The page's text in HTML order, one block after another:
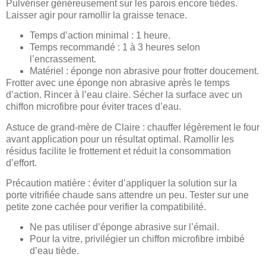
Pulvériser généreusement sur les parois encore tièdes.
Laisser agir pour ramollir la graisse tenace.
Temps d’action minimal : 1 heure.
Temps recommandé : 1 à 3 heures selon
l’encrassement.
Matériel : éponge non abrasive pour frotter doucement.
Frotter avec une éponge non abrasive après le temps
d’action. Rincer à l’eau claire. Sécher la surface avec un
chiffon microfibre pour éviter traces d’eau.
Astuce de grand-mère de Claire : chauffer légèrement le four
avant application pour un résultat optimal. Ramollir les
résidus facilite le frottement et réduit la consommation
d’effort.
Précaution matière : éviter d’appliquer la solution sur la
porte vitrifiée chaude sans attendre un peu. Tester sur une
petite zone cachée pour verifier la compatibilité.
Ne pas utiliser d’éponge abrasive sur l’émail.
Pour la vitre, privilégier un chiffon microfibre imbibé
d’eau tiède.